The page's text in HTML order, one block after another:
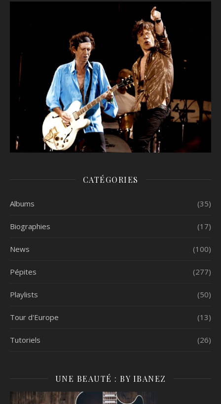
CATÉGORIES
Albums (35)
Biographies (17)
News (100)
Pépites (277)
Playlists (50)
Tour d'Europe (13)
Tutoriels (26)
UNE BEAUTÉ : BY IBANEZ